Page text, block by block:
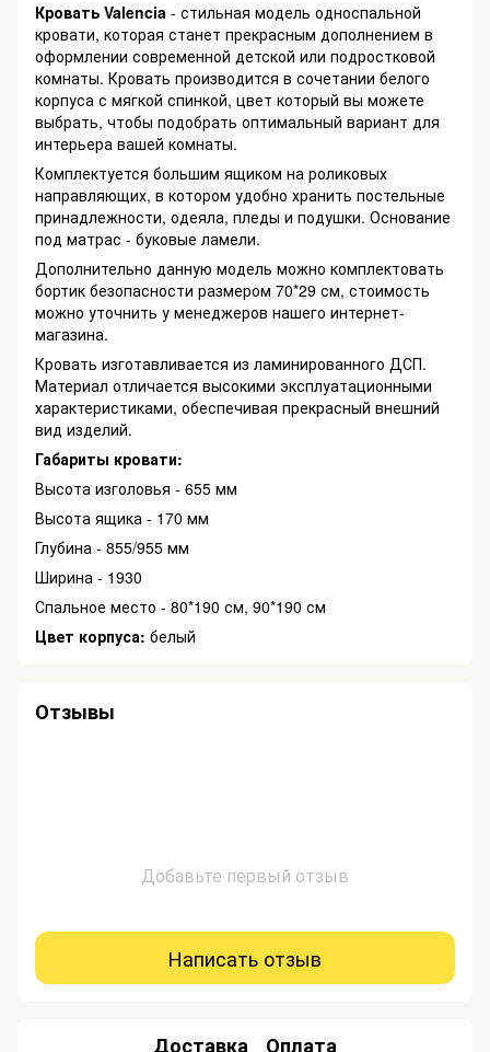
Кровать Valencia - стильная модель односпальной
кровати, которая станет прекрасным дополнением в
оформлении современной детской или подростковой
комнаты. Кровать производится в сочетании белого
корпуса с мягкой спинкой, цвет который вы можете
выбрать, чтобы подобрать оптимальный вариант для
интерьера вашей комнаты.
Комплектуется большим ящиком на роликовых
направляющих, в котором удобно хранить постельные
принадлежности, одеяла, пледы и подушки. Основание
под матрас - буковые ламели.
Дополнительно данную модель можно комплектовать
бортик безопасности размером 70*29 см, стоимость
можно уточнить у менеджеров нашего интернет-
магазина.
Кровать изготавливается из ламинированного ДСП.
Материал отличается высокими эксплуатационными
характеристиками, обеспечивая прекрасный внешний
вид изделий.
Габариты кровати:
Высота изголовья - 655 мм
Высота ящика - 170 мм
Глубина - 855/955 мм
Ширина - 1930
Спальное место - 80*190 см, 90*190 см
Цвет корпуса: белый
Отзывы
Добавьте первый отзыв
Написать отзыв
Доставка Оплата